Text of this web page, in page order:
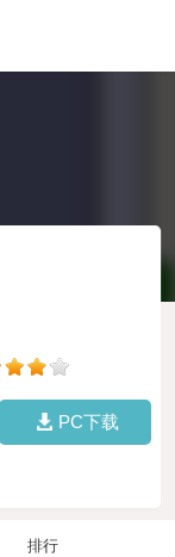
PC下载
排行